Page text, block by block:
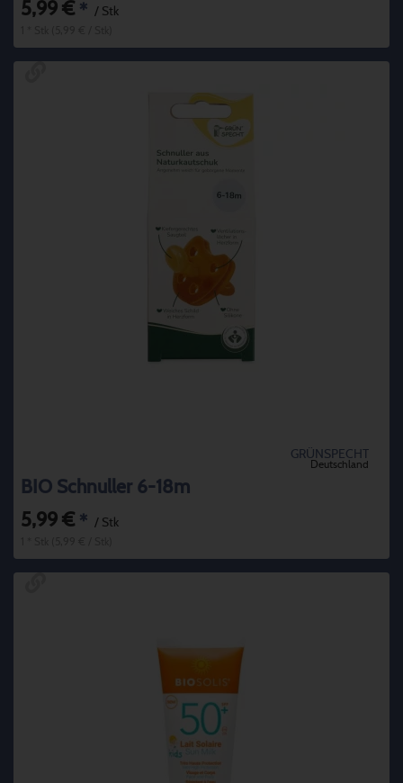
5,99 € * / Stk
GRÜNSPECHT
Deutschland
BIO Schnuller 6-18m
5,99 € * / Stk